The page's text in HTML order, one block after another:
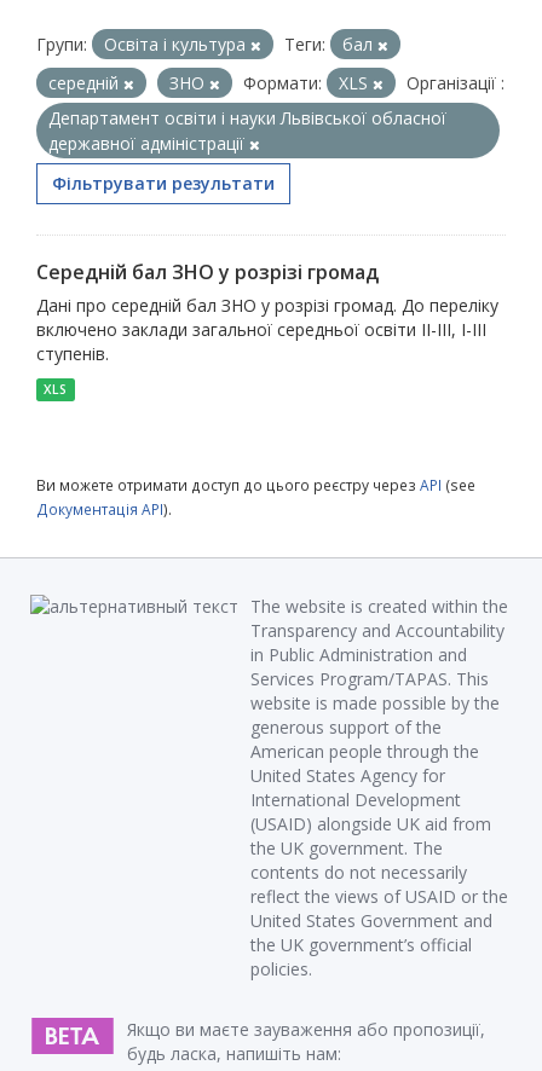
Групи: Освіта і культура Теги:
бал
середній
ЗНО Формати: XLS
Організації :
Департамент освіти і науки Львівської обласної
державної адміністрації
Фільтрувати результати
Середній бал ЗНО у розрізі громад
Дані про середній бал ЗНО у розрізі громад. До переліку
включено заклади загальної середньої освіти ІІ-ІІІ, І-ІІІ
ступенів.
XLS
Ви можете отримати доступ до цього реєстру через API (see
Документація API).
The website is created within the
Transparency and Accountability
in Public Administration and
Services Program/TAPAS. This
website is made possible by the
generous support of the
American people through the
United States Agency for
International Development
(USAID) alongside UK aid from
the UK government. The
contents do not necessarily
reflect the views of USAID or the
United States Government and
the UK government’s official
policies.
Якщо ви маєте зауваження або пропозиції,
будь ласка, напишіть нам: